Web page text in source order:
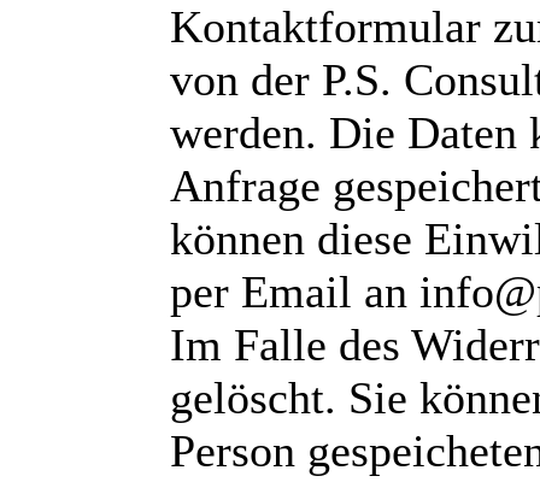
Kontaktformular
von der P.S.
werden. Die Daten
Anfrage
können diese
per Email an
Im Falle des
gelöscht. Sie
Person